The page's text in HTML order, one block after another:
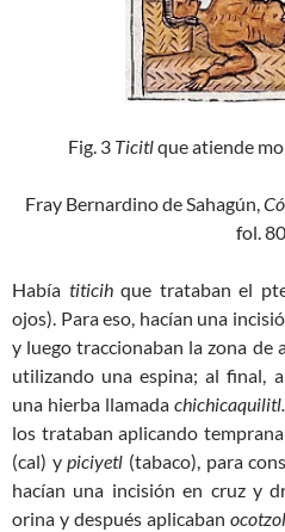
Fig. 3 Ticitlque atiende
Fray Bernardino de Sahagún,
fol.
Había titicihque trataban el
ojos). Para eso, hacían una
y luego traccionaban la zona de
utilizando una espina; al final,
una hierba llamada chichicaquilitl.
los trataban aplicando
(cal) ypiciyetl (tabaco), para
hacían una incisión en cruz y
orina y después aplicaban ocotzol